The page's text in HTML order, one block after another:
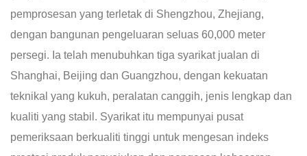
pemprosesan yang terletak di Shengzhou, Zhejiang,
dengan bangunan pengeluaran seluas 60,000 meter
persegi. Ia telah menubuhkan tiga syarikat jualan di
Shanghai, Beijing dan Guangzhou, dengan kekuatan
teknikal yang kukuh, peralatan canggih, jenis lengkap dan
kualiti yang stabil. Syarikat itu mempunyai pusat
pemeriksaan berkualiti tinggi untuk mengesan indeks